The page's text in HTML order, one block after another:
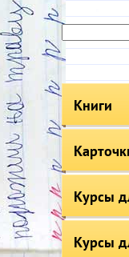
Книги
Курсы
Курсы